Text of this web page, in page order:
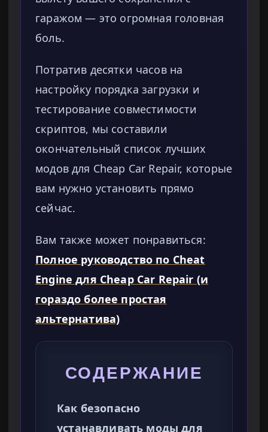
гаражом — это огромная головная
боль.
Потратив десятки часов на
настройку порядка загрузки и
тестирование совместимости
скриптов, мы составили
окончательный список лучших
модов для Cheap Car Repair, которые
вам нужно установить прямо
сейчас.
Вам также может понравиться:
Полное руководство по Cheat
Engine для Cheap Car Repair (и
гораздо более простая
альтернатива)
СОДЕРЖАНИЕ
Как безопасно
устанавливать моды для